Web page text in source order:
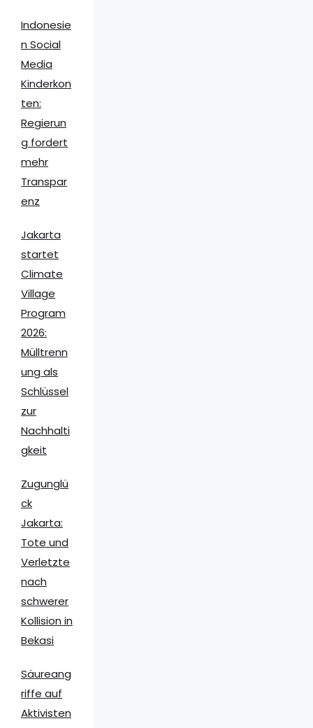
Indonesie
n Social
Media
Kinderkon
ten:
Regierun
g fordert
mehr
Transpar
enz
Jakarta
startet
Climate
Village
Program
2026:
Mülltrenn
ung als
Schlüssel
zur
Nachhalti
gkeit
Zugunglü
ck
Jakarta:
Tote und
Verletzte
nach
schwerer
Kollision in
Bekasi
Säureang
riffe auf
Aktivisten